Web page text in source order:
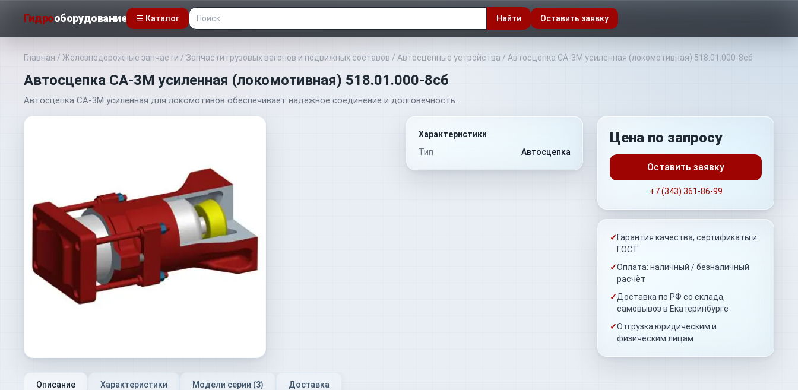
Гидрооборудование ☰ Каталог Найти Оставить заявку
Главная / Железнодорожные запчасти / Запчасти грузовых вагонов и подвижных составов / Автосцепные устройства / Автосцепка СА-3М усиленная (локомотивная) 518.01.000-8сб
Автосцепка СА-3М усиленная (локомотивная) 518.01.000-8сб
Автосцепка СА-3М усиленная для локомотивов обеспечивает надежное соединение и долговечность.
Характеристики
Тип
Автосцепка
Цена по запросу
Оставить заявку
+7 (343) 361-86-99
✓ Гарантия качества, сертификаты и
ГОСТ
✓Оплата: наличный / безналичный
расчёт
✓Доставка по РФ со склада,
самовывоз в Екатеринбурге
✓Отгрузка юридическим и
физическим лицам
Описание Характеристики Модели серии (3) Доставка